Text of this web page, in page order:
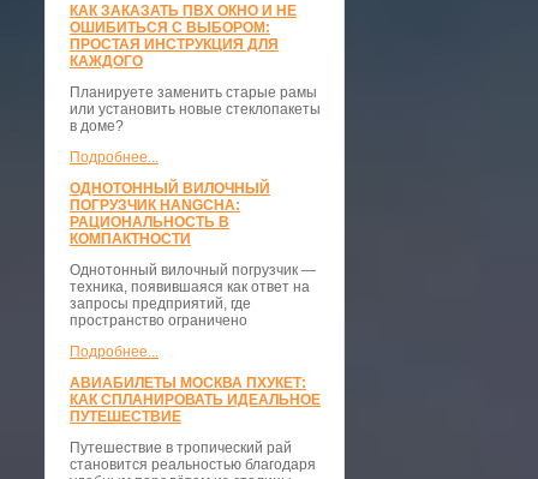
КАК ЗАКАЗАТЬ ПВХ ОКНО И НЕ
ОШИБИТЬСЯ С ВЫБОРОМ:
ПРОСТАЯ ИНСТРУКЦИЯ ДЛЯ
КАЖДОГО
Планируете заменить старые рамы
или установить новые стеклопакеты
в доме?
Подробнее...
ОДНОТОННЫЙ ВИЛОЧНЫЙ
ПОГРУЗЧИК HANGCHA:
РАЦИОНАЛЬНОСТЬ В
КОМПАКТНОСТИ
​Однотонный вилочный погрузчик —
техника, появившаяся как ответ на
запросы предприятий, где
пространство ограничено
Подробнее...
АВИАБИЛЕТЫ МОСКВА ПХУКЕТ:
КАК СПЛАНИРОВАТЬ ИДЕАЛЬНОЕ
ПУТЕШЕСТВИЕ
Путешествие в тропический рай
становится реальностью благодаря